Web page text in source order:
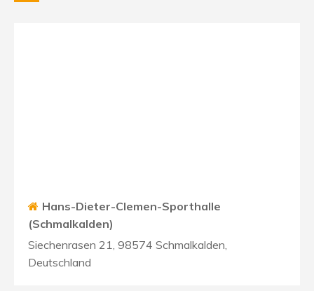
Hans-Dieter-Clemen-Sporthalle
(Schmalkalden)
Siechenrasen 21, 98574 Schmalkalden,
Deutschland